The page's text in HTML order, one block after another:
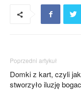
Poprzedni artykuł
Domki z kart, czyli
stworzyło iluzję